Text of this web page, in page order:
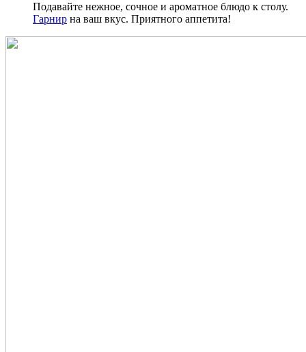
Подавайте нежное, сочное и ароматное блюдо к столу.
Гарнир на ваш вкус. Приятного аппетита!